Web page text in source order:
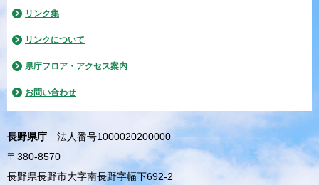
リンク集
リンクについて
県庁フロア・アクセス案内
お問い合わせ
長野県庁
法人番号1000020200000
〒380-8570
長野県長野市大字南長野字幅下692-2